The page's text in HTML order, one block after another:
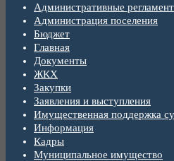
Административные
Администрация поселения
Бюджет
Главная
Документы
ЖКХ
Закупки
Заявления и выступления
Имущественная поддержка
Информация
Кадры
Муниципальное имущество